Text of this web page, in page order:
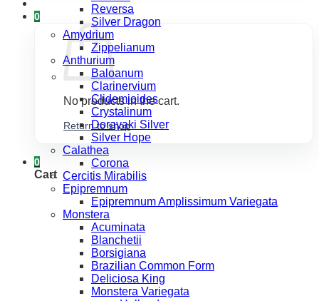
0
No products in the cart.
Return to shop
0
Cart
Reversa
Silver Dragon
Amydrium
Zippelianum
Anthurium
Baloanum
Clarinervium
Clidemioides
Crystalinum
Dorayaki Silver
Silver Hope
Calathea
Corona
Cercitis Mirabilis
Epipremnum
Epipremnum Amplissimum Variegata
Monstera
Acuminata
Blanchetii
Borsigiana
Brazilian Common Form
Deliciosa King
Monstera Variegata